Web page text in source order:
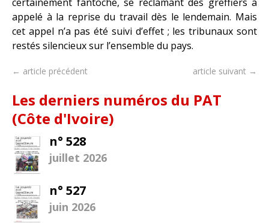
appelé à la reprise du travail dès le lendemain. Mais
cet appel n’a pas été suivi d’effet ; les tribunaux sont
restés silencieux sur l’ensemble du pays.
← article précédent article suivant →
Les derniers numéros du PAT
(Côte d'Ivoire)
n° 528
juillet 2026
n° 527
juin 2026